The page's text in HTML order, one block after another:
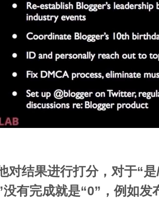
对结果进行打分，对于“
没有完成就是“0”，例如发